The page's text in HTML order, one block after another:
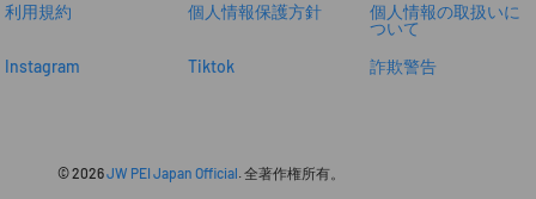
利用規約
個人情報保護方針
個人情報の取扱いに
ついて
Instagram
Tiktok 詐欺警告
© 2026JW PEI Japan Official. 全著作権所有。